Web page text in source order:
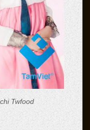
Twfood